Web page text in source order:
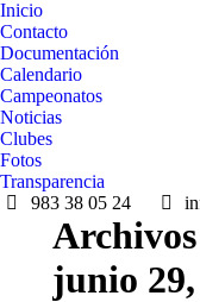
Inicio
Contacto
Documentación
Calendario
Campeonatos
Noticias
Clubes
Fotos
Transparencia
983 38 05 24
junio 29,